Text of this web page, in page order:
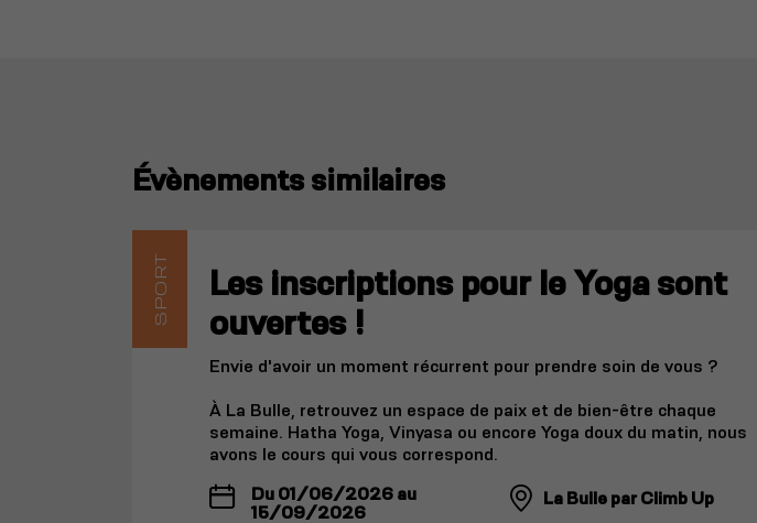
Évènements similaires
SPORT
Les inscriptions pour le Yoga sont
ouvertes !
Envie d'avoir un moment récurrent pour prendre soin de vous ?
À La Bulle, retrouvez un espace de paix et de bien-être chaque
semaine. Hatha Yoga, Vinyasa ou encore Yoga doux du matin, nous
avons le cours qui vous correspond.
Du 01/06/2026 au
15/09/2026
La Bulle par Climb Up